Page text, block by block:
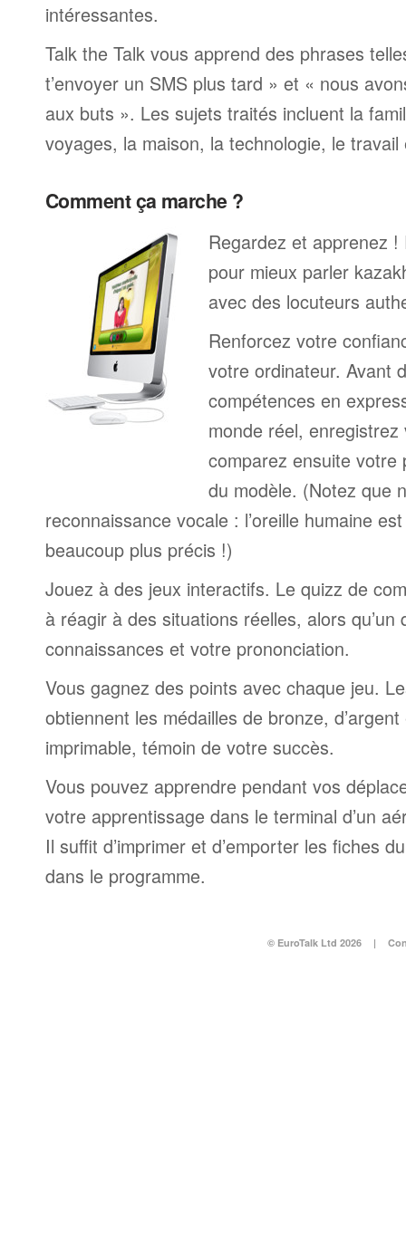
intéressantes.
Talk the Talk vous apprend des phrases
t’envoyer un SMS plus tard » et « nous
aux buts ». Les sujets traités incluent la
voyages, la maison, la technologie, le
Comment ça marche ?
Regardez et apprenez
pour mieux parler
avec des locuteurs
Renforcez votre
votre ordinateur. Avant
compétences en
monde réel,
comparez ensuite votre
du modèle. (Notez que
reconnaissance vocale : l’oreille humaine
beaucoup plus précis !)
Jouez à des jeux interactifs. Le quizz de
à réagir à des situations réelles, alors
connaissances et votre prononciation.
Vous gagnez des points avec chaque jeu.
obtiennent les médailles de bronze,
imprimable, témoin de votre succès.
Vous pouvez apprendre pendant vos
votre apprentissage dans le terminal d’un
Il suffit d’imprimer et d’emporter les fiches
dans le programme.
© EuroTalk Ltd 2026 |